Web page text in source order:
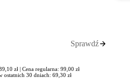
Sprawdź
zł | Cena regularna: 99,00 zł
ostatnich 30 dniach: 69,30 zł